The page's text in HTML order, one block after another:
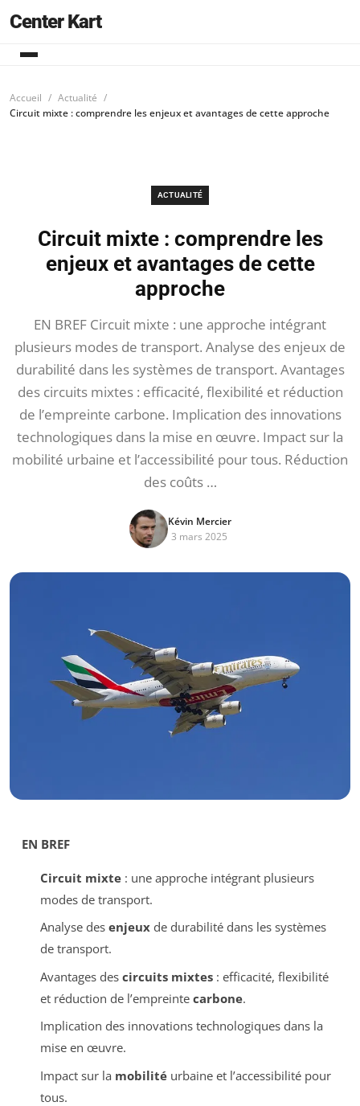
Center Kart
Accueil
Actualité
Circuit mixte : comprendre les enjeux et avantages de cette approche
ACTUALITÉ
Circuit mixte : comprendre les
enjeux et avantages de cette
approche
EN BREF Circuit mixte : une approche intégrant
plusieurs modes de transport. Analyse des enjeux de
durabilité dans les systèmes de transport. Avantages
des circuits mixtes : efficacité, flexibilité et réduction
de l’empreinte carbone. Implication des innovations
technologiques dans la mise en œuvre. Impact sur la
mobilité urbaine et l’accessibilité pour tous. Réduction
des coûts …
Kévin Mercier
3 mars 2025
EN BREF
Circuit mixte: une approche intégrant plusieurs
modes de transport.
Analyse des enjeuxde durabilité dans les systèmes
de transport.
Avantages des circuits mixtes: efficacité, flexibilité
et réduction de l’empreinte carbone.
Implication des innovations technologiques dans la
mise en œuvre.
Impact sur la mobilitéurbaine et l’accessibilité pour
tous.